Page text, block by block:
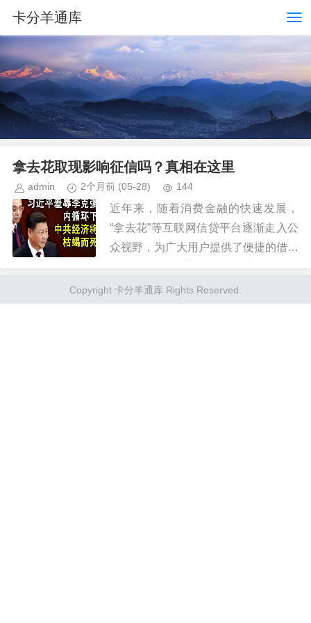
卡分羊通库
拿去花取现影响征信吗？真相在这里
admin 2个月前 (05-28) 144
近年来，随着消费金融的快速发展，
“拿去花”等互联网信贷平台逐渐走入公
众视野，为广大用户提供了便捷的借款
进行取现操作是否会影响到个人征信记
录。 实际上，大部分正规金融...
Copyright 卡分羊通库 Rights Reserved.